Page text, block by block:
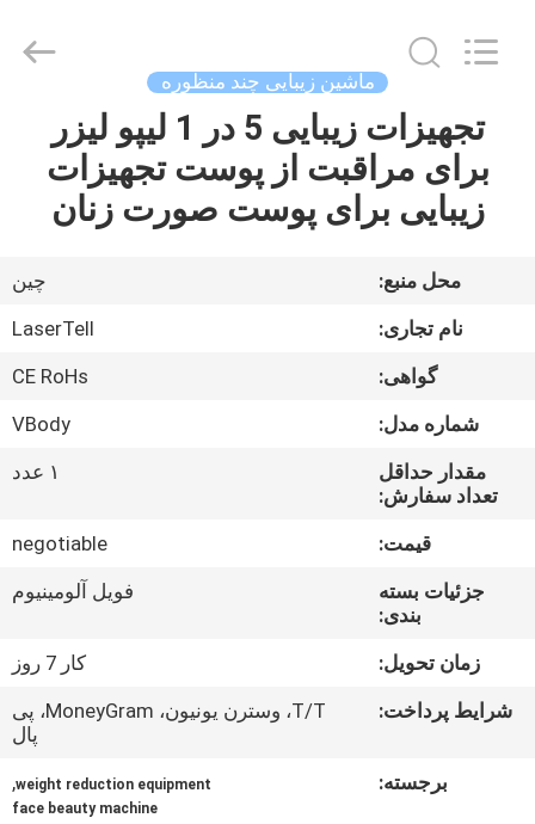
صفحه
اصلی
درباره
کارخانه
کیفیت
Copyright
ماشین زیبایی چند منظوره
تجهیزات زیبایی 5 در 1 لیپو لیزر
برای مراقبت از پوست تجهیزات
زیبایی برای پوست صورت زنان
محل منبع:
چين
نام تجاری:
LaserTell
گواهی:
CE RoHs
شماره مدل:
VBody
مقدار حداقل
تعداد سفارش:
۱ عدد
قیمت:
negotiable
جزئیات بسته
بندی:
فویل آلومینیوم
زمان تحویل:
کار 7 روز
شرایط پرداخت:
T/T، وسترن یونیون، MoneyGram، پی
پال
برجسته:
weight reduction equipment
,
face beauty machine